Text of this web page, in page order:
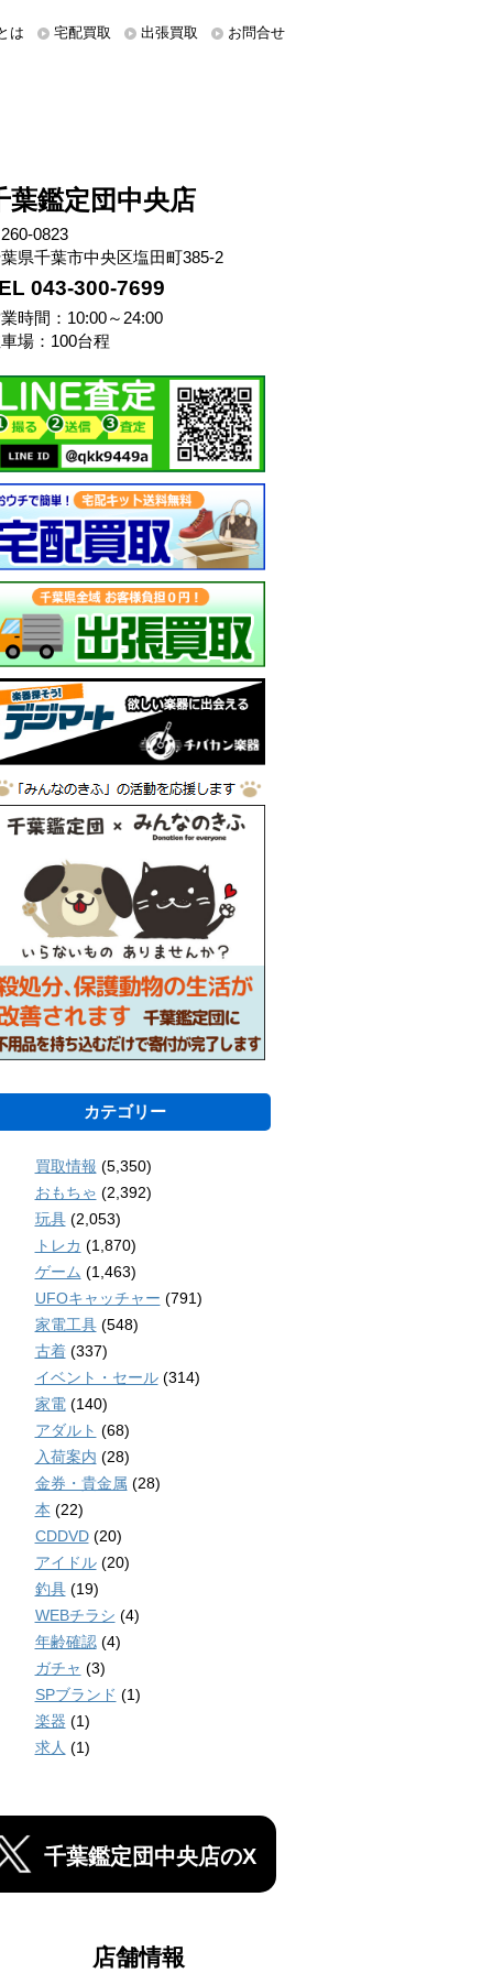
は 宅配買取 出張買取 お問合せ
葉鑑定団中央店
0823
県千葉市中央区塩田町385-2
043-300-7699
時間：10:00～24:00
場：100台程
カテゴリー
買取情報 (5,350)
おもちゃ (2,392)
玩具(2,053)
トレカ (1,870)
ゲーム (1,463)
UFOキャッチャー (791)
家電工具(548)
古着(337)
イベント・セール(314)
家電(140)
アダルト (68)
入荷案内 (28)
金券・貴金属 (28)
本 (22)
CDDVD(20)
アイドル(20)
釣具(19)
WEBチラシ (4)
年齢確認(4)
ガチャ (3)
SPブランド (1)
楽器 (1)
求人 (1)
千葉鑑定団中央店のX
店舗情報